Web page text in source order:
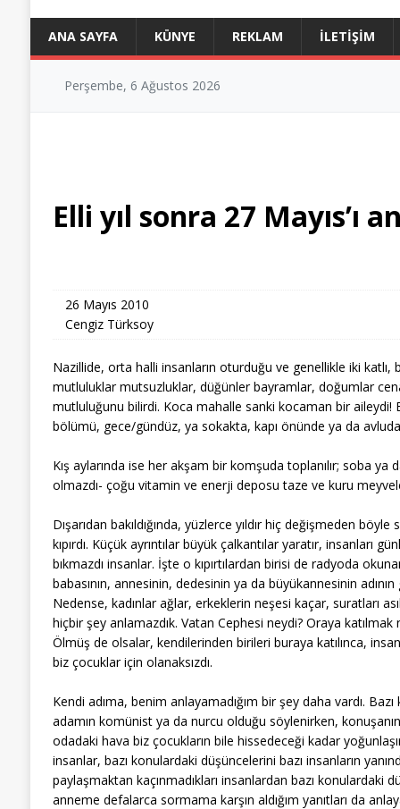
ANA SAYFA KÜNYE REKLAM İLETIŞIM
Perşembe, 6 Ağustos 2026
Elli yıl sonra 27 Mayıs’ı
26 Mayıs 2010
Cengiz Türksoy
Nazillide, orta halli insanların oturduğu ve genellikle iki
mutluluklar mutsuzluklar, düğünler bayramlar, doğumlar
mutluluğunu bilirdi. Koca mahalle sanki kocaman bir aileydi!
bölümü, gece/gündüz, ya sokakta, kapı önünde ya da
Kış aylarında ise her akşam bir komşuda toplanılır; soba
olmazdı- çoğu vitamin ve enerji deposu taze ve kuru
Dışarıdan bakıldığında, yüzlerce yıldır hiç değişmeden
kıpırdı. Küçük ayrıntılar büyük çalkantılar yaratır,
bıkmazdı insanlar. İşte o kıpırtılardan birisi de radyoda
babasının, annesinin, dedesinin ya da büyükannesinin
Nedense, kadınlar ağlar, erkeklerin neşesi kaçar, suratları
hiçbir şey anlamazdık. Vatan Cephesi neydi? Oraya katılmak
Ölmüş de olsalar, kendilerinden birileri buraya katılınca,
biz çocuklar için olanaksızdı.
Kendi adıma, benim anlayamadığım bir şey daha vardı.
adamın komünist ya da nurcu olduğu söylenirken, konuşanın
odadaki hava biz çocukların bile hissedeceği kadar
insanlar, bazı konulardaki düşüncelerini bazı insanların
paylaşmaktan kaçınmadıkları insanlardan bazı
anneme defalarca sormama karşın aldığım yanıtları da